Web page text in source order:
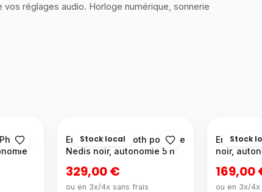
réglages audio. Horloge numérique, sonnerie
Stock local
Enceinte Bluetooth portable
Nedis noir, autonomie 5 h
329,00 €
ou en 3x/4x sans frais
Stock
Enceinte
noir,
169,00
ou en 3x/4x